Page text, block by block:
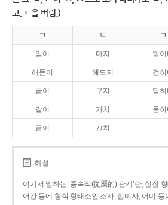
고, ㄴ을 버림.)
ㄱ ㄴ ㄱ
맏이 마지 핥
해돋이 해도지 걷
굳이 구지 닫
같이 가치 묻
끝이 끄치
해설
여기서 말하는 ‘종속적(從屬的) 관계’란, 실질
어간 등에 형식 형태소인 조사, 접미사, 어미